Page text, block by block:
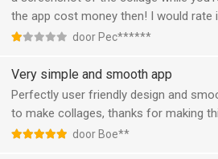
the app cost money then! I would
door Pec******
Very simple and smooth app
Perfectly user friendly design and
to make collages, thanks for making
door Boe**